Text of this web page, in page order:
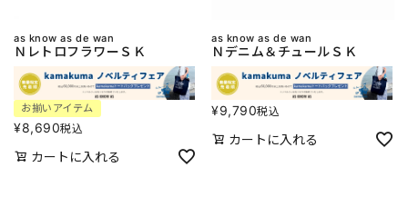
as know as de wan
ＮレトロフラワーＳＫ
お揃いアイテム
¥8,690税込
カートに入れる
as know as de wan
Ｎデニム＆チュールＳＫ
¥9,790税込
カートに入れる